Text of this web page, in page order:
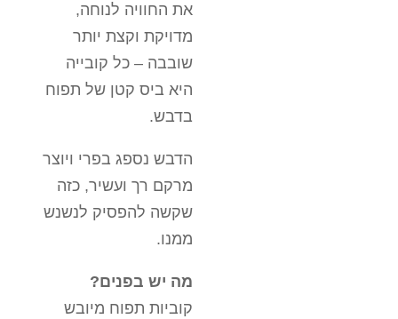
את החוויה לנוחה,
מדויקת וקצת יותר
שובבה – כל קובייה
היא ביס קטן של תפוח
בדבש.
הדבש נספג בפרי ויוצר
מרקם רך ועשיר, כזה
שקשה להפסיק לנשנש
ממנו.
מה יש בפנים?
קוביות תפוח מיובש